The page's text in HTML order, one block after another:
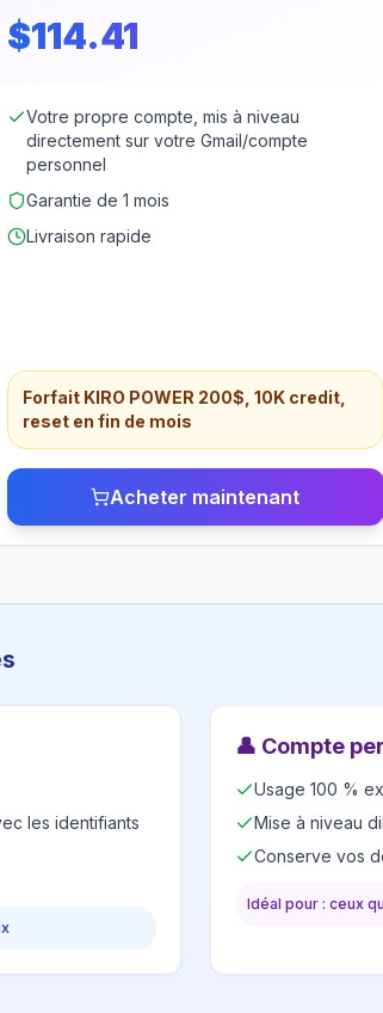
$114.41
Votre propre compte, mis à niveau
directement sur votre Gmail/compte
personnel
Garantie de 1 mois
Livraison rapide
Forfait KIRO POWER 200$, 10K credit,
reset en fin de mois
Acheter maintenant
les identifiants
👤 Compte
Usage 100 %
Mise à niveau
Conserve vos
Idéal pour : ceux